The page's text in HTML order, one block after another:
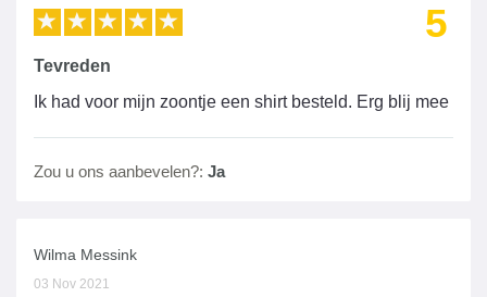
5
Tevreden
Ik had voor mijn zoontje een shirt besteld. Erg blij mee
Zou u ons aanbevelen?: Ja
Wilma Messink
03 Nov 2021